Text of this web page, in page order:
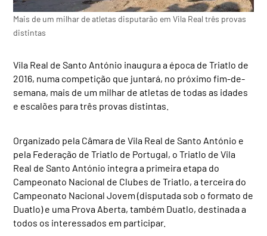
Mais de um milhar de atletas disputarão em Vila Real três provas
distintas
Vila Real de Santo António inaugura a época de Triatlo de
2016, numa competição que juntará, no próximo fim-de-
semana, mais de um milhar de atletas de todas as idades
e escalões para três provas distintas.
Organizado pela Câmara de Vila Real de Santo António e
pela Federação de Triatlo de Portugal, o Triatlo de Vila
Real de Santo António integra a primeira etapa do
Campeonato Nacional de Clubes de Triatlo, a terceira do
Campeonato Nacional Jovem (disputada sob o formato de
Duatlo) e uma Prova Aberta, também Duatlo, destinada a
todos os interessados em participar.